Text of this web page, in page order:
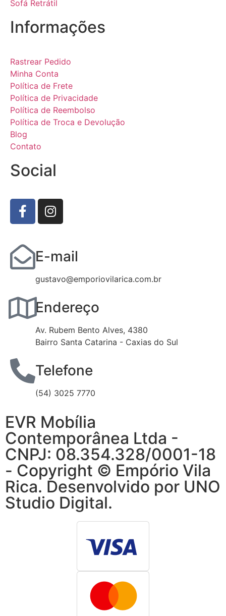
Sofá Retrátil
Informações
Rastrear Pedido
Minha Conta
Política de Frete
Política de Privacidade
Política de Reembolso
Política de Troca e Devolução
Blog
Contato
Social
E-mail
gustavo@emporiovilarica.com.br
Endereço
Av. Rubem Bento Alves, 4380
Bairro Santa Catarina - Caxias do Sul
Telefone
(54) 3025 7770
EVR Mobília
Contemporânea Ltda -
CNPJ: 08.354.328/0001-18
- Copyright © Empório Vila
Rica. Desenvolvido por UNO
Studio Digital.